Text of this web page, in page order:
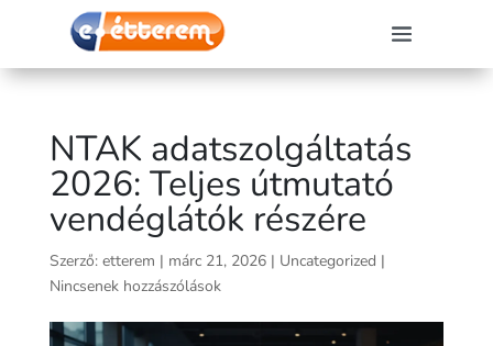
NTAK adatszolgáltatás
2026: Teljes útmutató
vendéglátók részére
Szerző: etterem | márc 21, 2026| Uncategorized |
Nincsenek hozzászólások